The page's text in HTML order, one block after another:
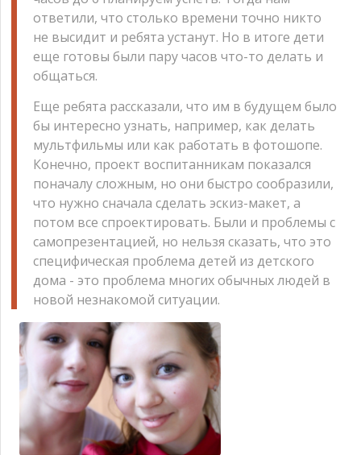
ответили, что столько времени точно никто
не высидит и ребята устанут. Но в итоге дети
еще готовы были пару часов что-то делать и
общаться.
Еще ребята рассказали, что им в будущем было
бы интересно узнать, например, как делать
мультфильмы или как работать в фотошопе.
Конечно, проект воспитанникам показался
поначалу сложным, но они быстро сообразили,
что нужно сначала сделать эскиз-макет, а
потом все спроектировать. Были и проблемы с
самопрезентацией, но нельзя сказать, что это
специфическая проблема детей из детского
дома - это проблема многих обычных людей в
новой незнакомой ситуации.